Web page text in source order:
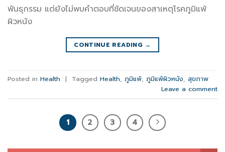
พันธุกรรม แต่ยังไม่พบคำตอบที่ชัดเจนของสาเหตุโรคภูมิแพ้
ผิวหนัง
CONTINUE READING →
Posted in Health | Tagged Health, ภูมิแพ้, ภูมิแพ้ผิวหนัง, สุขภาพ
Leave a comment
1 2 3 4